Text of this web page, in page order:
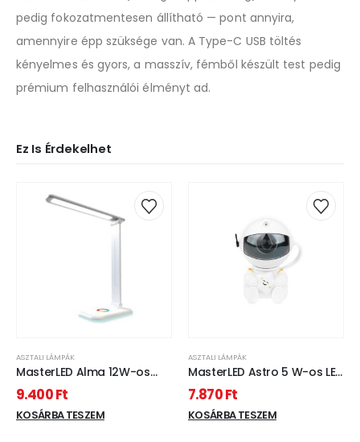
pedig fokozatmentesen állítható — pont annyira,
amennyire épp szüksége van. A Type-C USB töltés
kényelmes és gyors, a masszív, fémből készült test pedig
prémium felhasználói élményt ad.
Ez Is Érdekelhet
ASZTALI LÁMPÁK
MasterLED Alma 12W-os
fehér asztali lámpa RGB +
CCT
9.400Ft
KOSÁRBA TESZEM
ASZTALI LÁMPÁK
MasterLED Astro 5 W-os LED
csillag projektor lámpa 125
mm
7.870Ft
KOSÁRBA TESZEM